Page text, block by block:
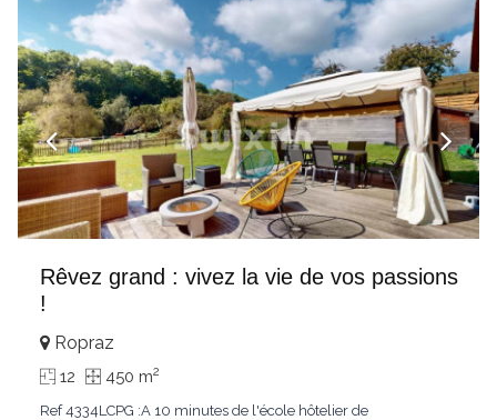
Rêvez grand : vivez la vie de vos passions
!
Ropraz
12 450 m2
Ref 4334LCPG :A 10 minutes de l'école hôtelier de